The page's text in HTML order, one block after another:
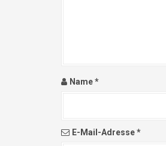
Name*
E-Mail-Adresse*